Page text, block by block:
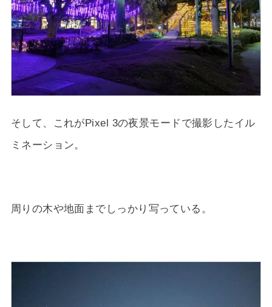
そして、これがPixel 3の夜景モードで撮影したイル
ミネーション。
周りの木や地面までしっかり写っている。